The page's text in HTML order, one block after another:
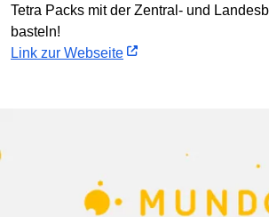
Tetra Packs mit der Zentral- und
basteln!
Link zur Webseite